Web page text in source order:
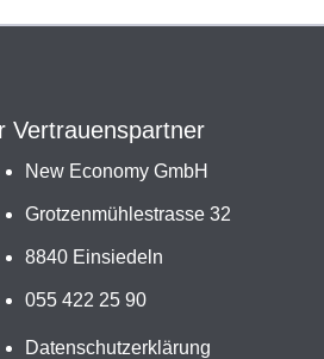
Vertrauenspartner
New Economy GmbH
Grotzenmühlestrasse 32
8840 Einsiedeln
055 422 25 90
Datenschutzerklärung